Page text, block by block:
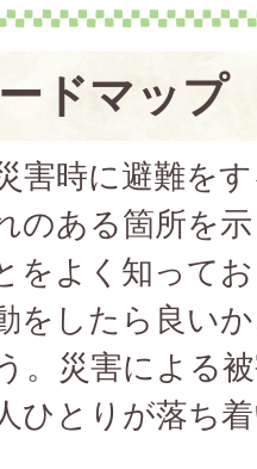
ドマップ
害時に避難を
のある箇所を
をよく知って
をしたら良い
。災害による
ひとりが落ち